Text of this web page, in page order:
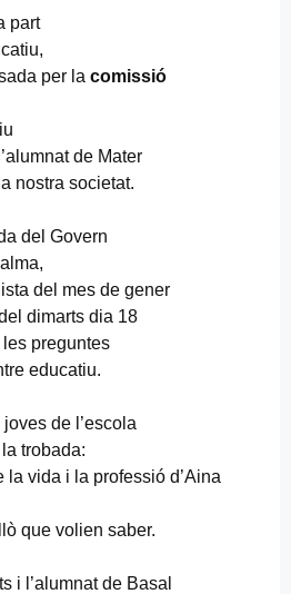
part
per la comissió
de Mater
nostra societat.
del Govern
del mes de gener
dimarts dia 18
preguntes
educatiu.
de l’escola
trobada:
la vida i la professió d’Aina
que volien saber.
i l’alumnat de Basal